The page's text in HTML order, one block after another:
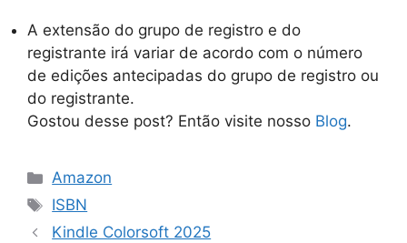
A extensão do grupo de registro e do
registrante irá variar de acordo com o número
de edições antecipadas do grupo de registro ou
do registrante.
Gostou desse post? Então visite nosso Blog.
Amazon
ISBN
Kindle Colorsoft 2025